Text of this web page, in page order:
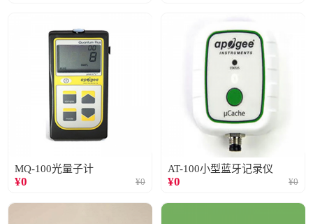
MQ-100光量子计
¥0 ¥0
AT-100小型蓝牙记录仪
¥0 ¥0